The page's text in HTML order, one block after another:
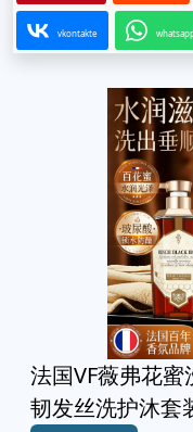
vkontakte
法国VF薇弗花
韧发丝洗护沐套